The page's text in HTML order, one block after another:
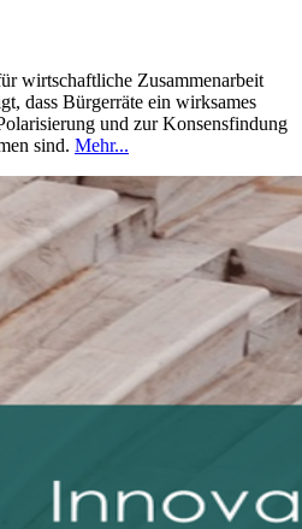
wirtschaftliche Zusammenarbeit
dass Bürgerräte ein wirksames
und zur Konsensfindung
sind. Mehr...